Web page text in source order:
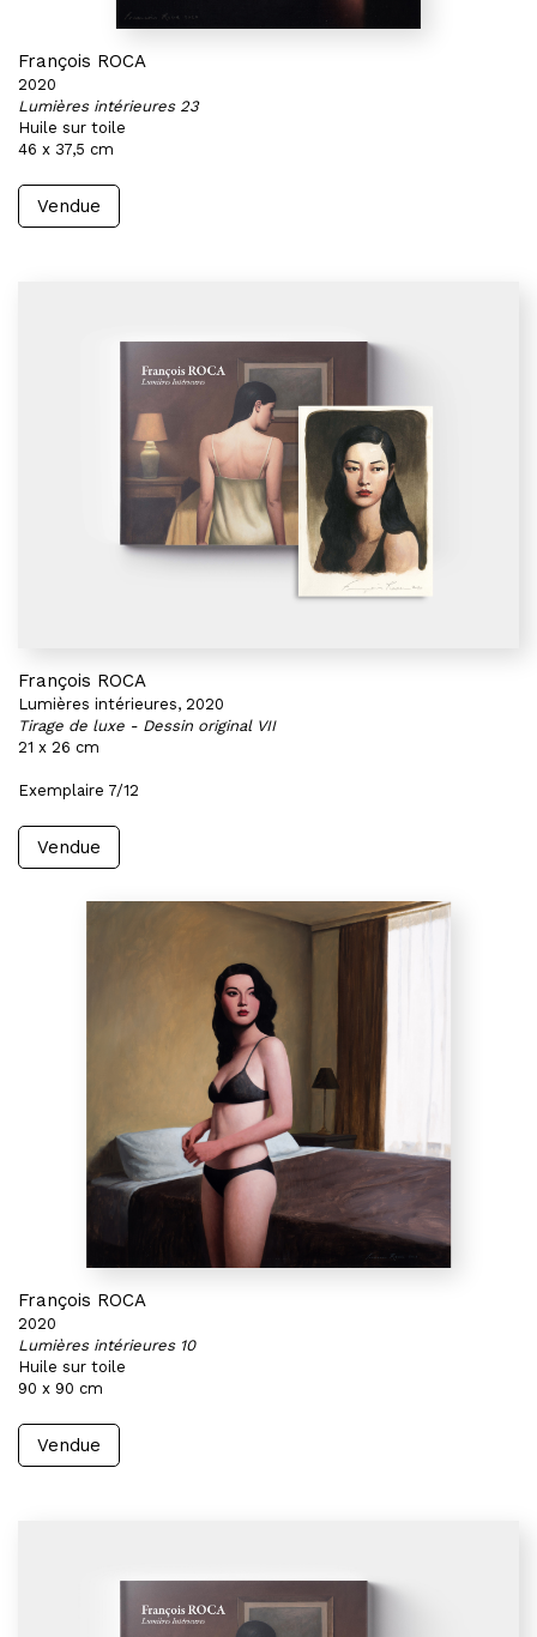
François ROCA
2020
Lumières intérieures 23
Huile sur toile
46 x 37,5 cm
Vendue
François ROCA
Lumières intérieures, 2020
Tirage de luxe - Dessin original VII
21 x 26 cm
Exemplaire 7/12
Vendue
François ROCA
2020
Lumières intérieures 10
Huile sur toile
90 x 90 cm
Vendue